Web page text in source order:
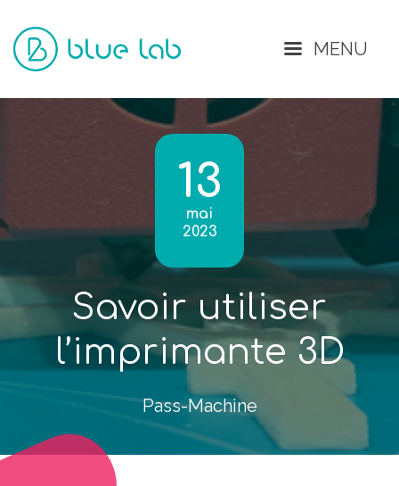
MENU
13
mai
2023
Savoir utiliser
l’imprimante 3D
Pass-Machine